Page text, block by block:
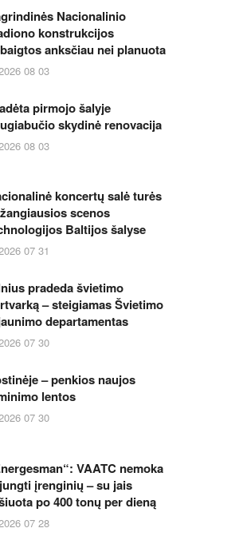
Nacionalinio
konstrukcijos
anksčiau nei planuota
08 03
pirmojo šalyje
skydinė renovacija
08 03
koncertų salė turės
scenos
Baltijos šalyse
07 31
pradeda švietimo
– steigiamas Švietimo
departamentas
07 30
– penkios naujos
lentos
07 30
VAATC nemoka
įrenginių – su jais
po 400 tonų per dieną
07 28